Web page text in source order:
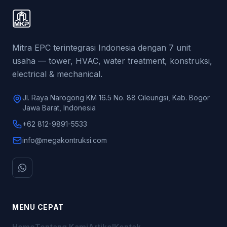
Mitra EPC terintegrasi Indonesia dengan 7 unit
usaha — tower, HVAC, water treatment, konstruksi,
electrical & mechanical.
Jl. Raya Narogong KM 16.5 No. 88 Cileungsi, Kab. Bogor
Jawa Barat, Indonesia
+62 812-9891-5533
info@megakontruksi.com
MENU CEPAT